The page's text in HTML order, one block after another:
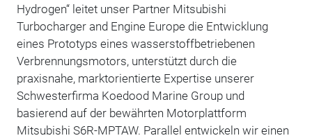
Hydrogen“ leitet unser Partner Mitsubishi
Turbocharger and Engine Europe die Entwicklung
eines Prototyps eines wasserstoffbetriebenen
Verbrennungsmotors, unterstützt durch die
praxisnahe, marktorientierte Expertise unserer
Schwesterfirma Koedood Marine Group und
basierend auf der bewährten Motorplattform
Mitsubishi S6R-MPTAW. Parallel entwickeln wir einen